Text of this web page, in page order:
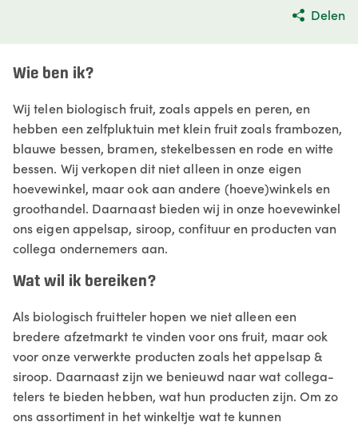
Delen
Wie ben ik?
Wij telen biologisch fruit, zoals appels en peren, en
hebben een zelfpluktuin met klein fruit zoals frambozen,
blauwe bessen, bramen, stekelbessen en rode en witte
bessen. Wij verkopen dit niet alleen in onze eigen
hoevewinkel, maar ook aan andere (hoeve)winkels en
groothandel. Daarnaast bieden wij in onze hoevewinkel
ons eigen appelsap, siroop, confituur en producten van
collega ondernemers aan.
Wat wil ik bereiken?
Als biologisch fruitteler hopen we niet alleen een
bredere afzetmarkt te vinden voor ons fruit, maar ook
voor onze verwerkte producten zoals het appelsap &
siroop. Daarnaast zijn we benieuwd naar wat collega-
telers te bieden hebben, wat hun producten zijn. Om zo
ons assortiment in het winkeltje wat te kunnen